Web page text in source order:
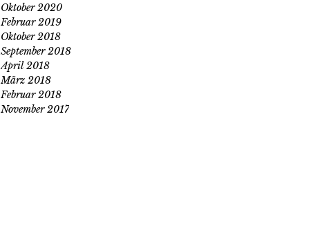
Oktober 2020
Februar 2019
Oktober 2018
September 2018
April 2018
März 2018
Februar 2018
November 2017